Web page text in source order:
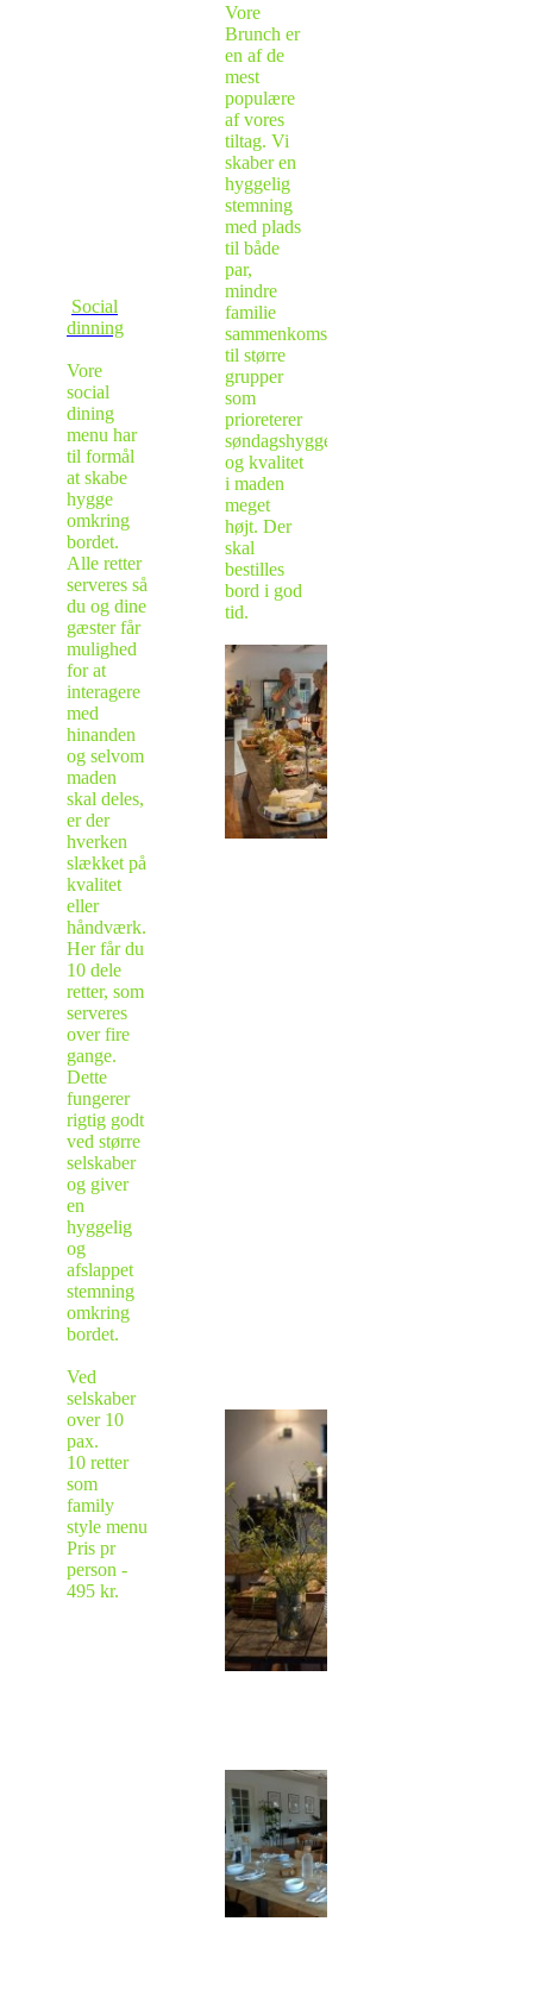
Social
dinning
Vore
social
dining
menu har
til formål
at skabe
hygge
omkring
bordet.
Alle retter
serveres så
du og dine
gæster får
mulighed
for at
interagere
med
hinanden
og selvom
maden
skal deles,
er der
hverken
slækket på
kvalitet
eller
håndværk.
Her får du
10 dele
retter, som
serveres
over fire
gange.
Dette
fungerer
rigtig godt
ved større
selskaber
og giver
en
hyggelig
og
afslappet
stemning
omkring
bordet.
Ved
selskaber
over 10
pax.
10 retter
som
family
style menu
Pris pr
person -
495 kr.
Vore
Brunch er
en af de
mest
populære
af vores
tiltag. Vi
skaber en
hyggelig
stemning
med plads
til både
par,
mindre
familie
sammenkomster
til større
grupper
som
prioreterer
søndagshygge
og kvalitet
i maden
meget
højt. Der
skal
bestilles
bord i god
tid.